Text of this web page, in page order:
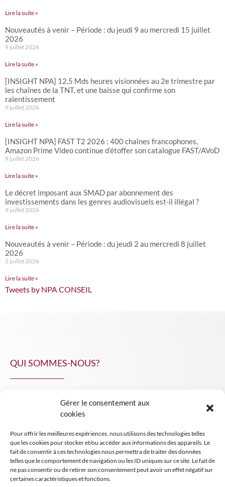
Gérer le consentement aux
cookies
Pour offrir les meilleures expériences, nous utilisons des technologies telles
que les cookies pour stocker et/ou accéder aux informations des appareils. Le
fait de consentir à ces technologies nous permettra de traiter des données
telles que le comportement de navigation ou les ID uniques sur ce site. Le fait de
ne pas consentir ou de retirer son consentement peut avoir un effet négatif sur
certaines caractéristiques et fonctions.
Lire la suite »
Nouveautés à venir – Période : du jeudi 9 au mercredi 15 juillet
2026
9 juillet 2026
Lire la suite »
[INSIGHT NPA] 12,5 Mds heures visionnées au 2e trimestre par
les chaînes de la TNT, et une baisse qui confirme son
ralentissement
9 juillet 2026
Lire la suite »
[INSIGHT NPA] FAST T2 2026 : 400 chaînes francophones,
Amazon Prime Video continue d’étoffer son catalogue FAST/AVoD
9 juillet 2026
Lire la suite »
Le décret imposant aux SMAD par abonnement des
investissements dans les genres audiovisuels est-il illégal ?
9 juillet 2026
Lire la suite »
Nouveautés à venir – Période : du jeudi 2 au mercredi 8 juillet
2026
2 juillet 2026
Lire la suite »
Tweets by NPA CONSEIL
QUI SOMMES-NOUS?
INSIGHT NPA